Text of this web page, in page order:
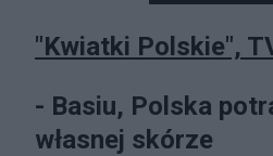
"Kwiatki Polskie",
- Basiu, Polska
własnej skórze